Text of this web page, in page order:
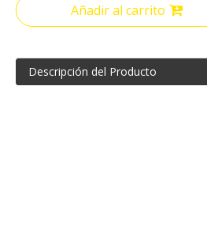
Añadir al carrito
Descripción del Producto